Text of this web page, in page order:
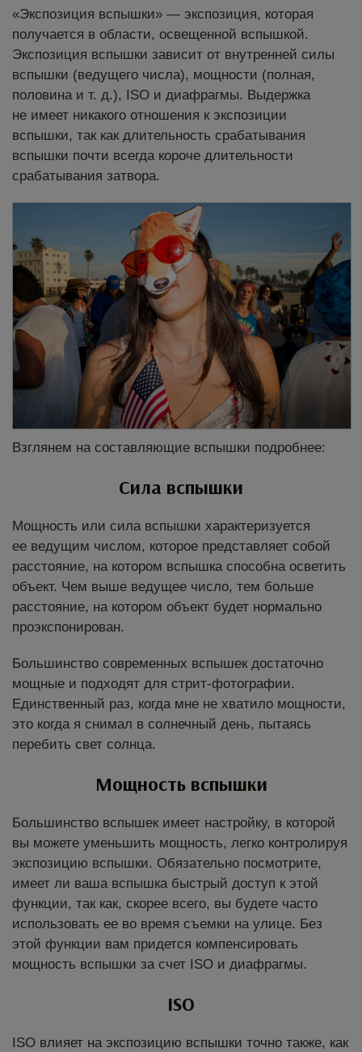
«Экспозиция вспышки» — экспозиция, которая
получается в области, освещенной вспышкой.
Экспозиция вспышки зависит от внутренней силы
вспышки (ведущего числа), мощности (полная,
половина и т. д.), ISO и диафрагмы. Выдержка
не имеет никакого отношения к экспозиции
вспышки, так как длительность срабатывания
вспышки почти всегда короче длительности
срабатывания затвора.
Взглянем на составляющие вспышки подробнее:
Сила вспышки
Мощность или сила вспышки характеризуется
ее ведущим числом, которое представляет собой
расстояние, на котором вспышка способна осветить
объект. Чем выше ведущее число, тем больше
расстояние, на котором объект будет нормально
проэкспонирован.
Большинство современных вспышек достаточно
мощные и подходят для стрит-фотографии.
Единственный раз, когда мне не хватило мощности,
это когда я снимал в солнечный день, пытаясь
перебить свет солнца.
Мощность вспышки
Большинство вспышек имеет настройку, в которой
вы можете уменьшить мощность, легко контролируя
экспозицию вспышки. Обязательно посмотрите,
имеет ли ваша вспышка быстрый доступ к этой
функции, так как, скорее всего, вы будете часто
использовать ее во время съемки на улице. Без
этой функции вам придется компенсировать
мощность вспышки за счет ISO и диафрагмы.
ISO
ISO влияет на экспозицию вспышки точно также, как